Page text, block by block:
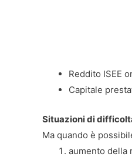
Reddito ISEE
Capitale
Situazioni di
Ma quando è
aumento della